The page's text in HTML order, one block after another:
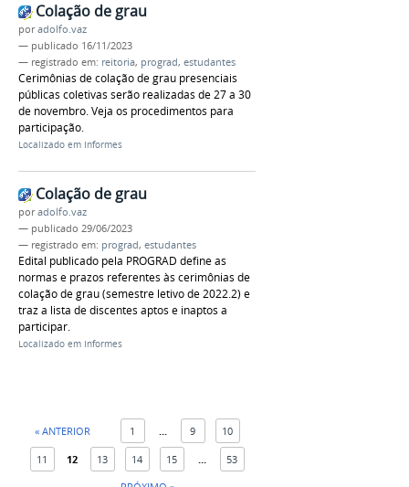
Colação de grau
poradolfo.vaz
— publicado 16/11/2023
— registrado em: reitoria, prograd, estudantes
Cerimônias de colação de grau presenciais
públicas coletivas serão realizadas de 27 a 30
de novembro. Veja os procedimentos para
participação.
Localizado em Informes
Colação de grau
poradolfo.vaz
— publicado 29/06/2023
— registrado em: prograd, estudantes
Edital publicado pela PROGRAD define as
normas e prazos referentes às cerimônias de
colação de grau (semestre letivo de 2022.2) e
traz a lista de discentes aptos e inaptos a
participar.
Localizado em Informes
« ANTERIOR 1 9 10
11 12 13 14 15
53